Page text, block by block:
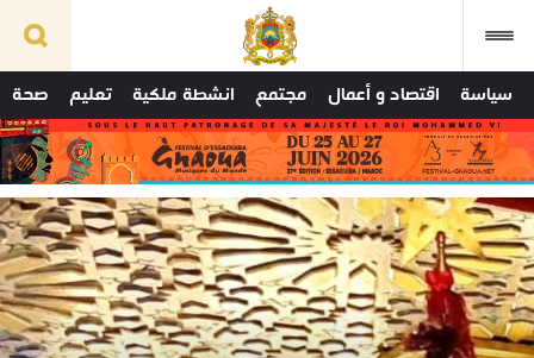
سياسة اقتصاد و أعمال مجتمع انشطة ملكية تعليم صحة